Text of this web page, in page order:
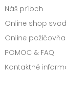
Náš príbeh
Online shop
Online
POMOC & FAQ
Kontaktné